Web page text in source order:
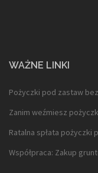
WAŻNE LINKI
Pożyczki pod zastaw
Zanim weźmiesz
Ratalna spłata pożyczki
Współpraca: Zakup